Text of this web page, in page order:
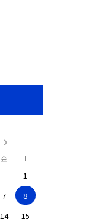
金 土
1
7
8
14
15